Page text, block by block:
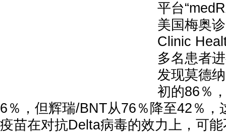
平台
美国梅奥
Clinic
多名患者
发现莫德
初的86％
6％，但辉瑞/BNT从76％降至42％，
疫苗在对抗Delta病毒的效力上，可